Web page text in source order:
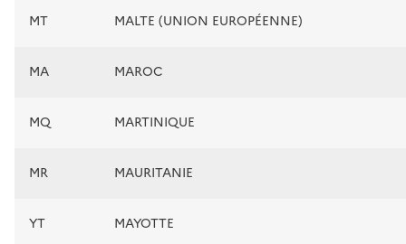
MT MALTE (UNION EUROPÉENNE)
MA MAROC
MQ MARTINIQUE
MR MAURITANIE
YT MAYOTTE